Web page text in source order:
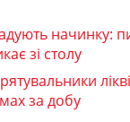
начинку:
зі столу
за добу